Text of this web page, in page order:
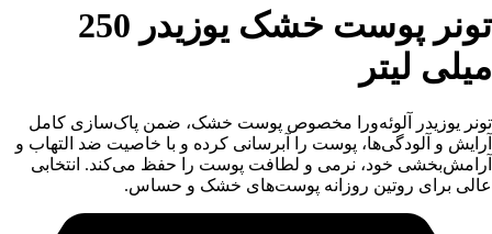
تونر پوست خشک یوزیدر 250
میلی لیتر
تونر یوزیدر آلوئه‌ورا مخصوص پوست خشک، ضمن پاک‌سازی کامل
آرایش و آلودگی‌ها، پوست را آبرسانی کرده و با خاصیت ضد التهاب و
آرامش‌بخشی خود، نرمی و لطافت پوست را حفظ می‌کند. انتخابی
عالی برای روتین روزانه پوست‌های خشک و حساس.